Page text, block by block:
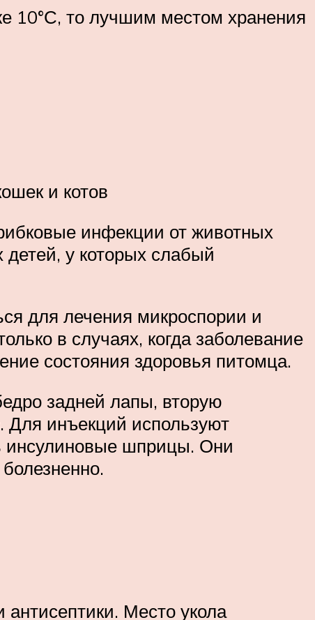
10°С, то лучшим местом хранения
и котов
инфекции от животных
у которых слабый
для лечения микроспории и
в случаях, когда заболевание
состояния здоровья питомца.
задней лапы, вторую
Для инъекций используют
инсулиновые шприцы. Они
Место укола